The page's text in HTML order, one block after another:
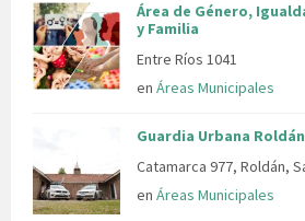
Área de Género,
y Familia
Entre Ríos 1041
en Áreas Municipales
Guardia Urbana Roldán
Catamarca 977, Roldán,
en Áreas Municipales